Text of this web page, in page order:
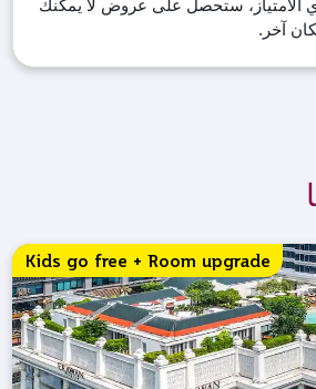
الامتياز، ستحصل على عروض لا يمكنك
آخر.
Kids go free + Room upgrade